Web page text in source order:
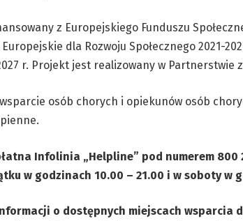
z Europejskiego Funduszu
dla Rozwoju Społecznego 2021-
r. Projekt jest realizowany w Partnerstwie
osób chorych i opiekunów osób
Infolinia „Helpline” pod numerem 800
w godzinach 10.00 – 21.00 i w soboty w
o dostępnych miejscach wsparcia